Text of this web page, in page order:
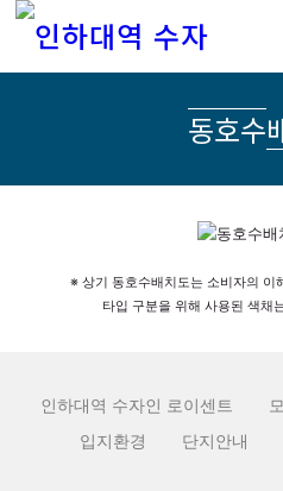
동호수
※ 상기 동호수배치도는 소비자의 이
타입 구분을 위해 사용된 색채
인하대역 수자인 로이센트
입지환경
단지안내